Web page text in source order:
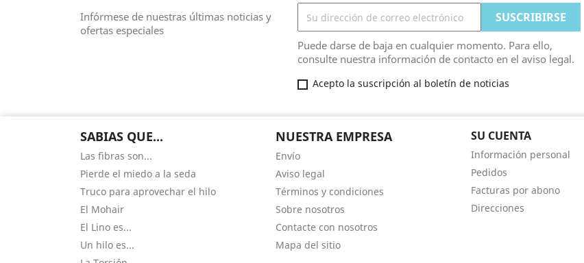
Infórmese de nuestras últimas noticias y
ofertas especiales
Puede darse de baja en cualquier momento. Para ello,
consulte nuestra información de contacto en el aviso legal.
Acepto la suscripción al boletín de noticias
SABIAS QUE...
Las fibras son...
Pierde el miedo a la seda
Truco para aprovechar el hilo
El Mohair
El Lino es...
Un hilo es...
NUESTRA EMPRESA
Envío
Aviso legal
Términos y condiciones
Sobre nosotros
Contacte con nosotros
Mapa del sitio
SU CUENTA
Información personal
Pedidos
Facturas por abono
Direcciones